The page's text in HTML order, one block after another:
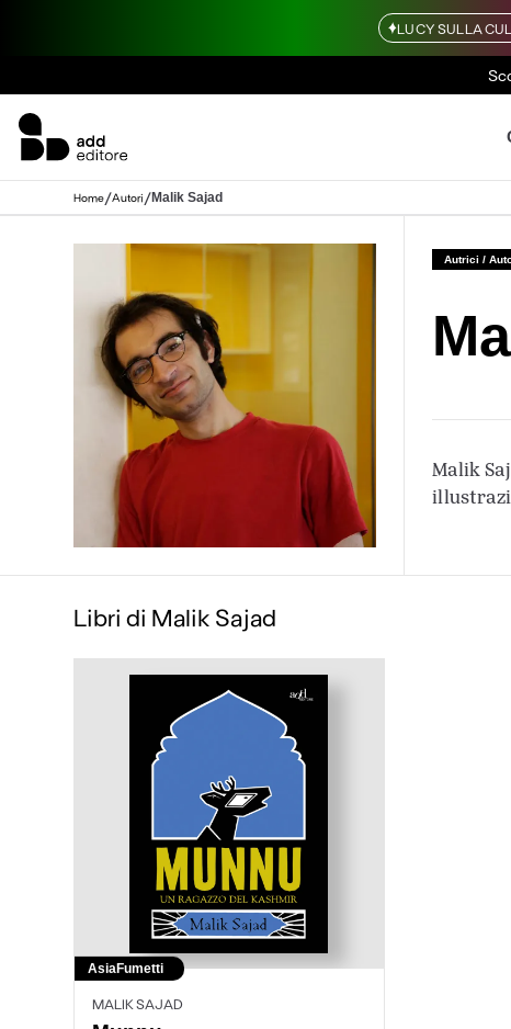
LUCY SULLA
Home/Autori/Malik Sajad
Autrici /
Malik
Libri di Malik Sajad
AsiaFumetti
MALIK SAJAD